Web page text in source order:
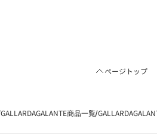
ページトップ
GALLARDAGALANTE商品一覧